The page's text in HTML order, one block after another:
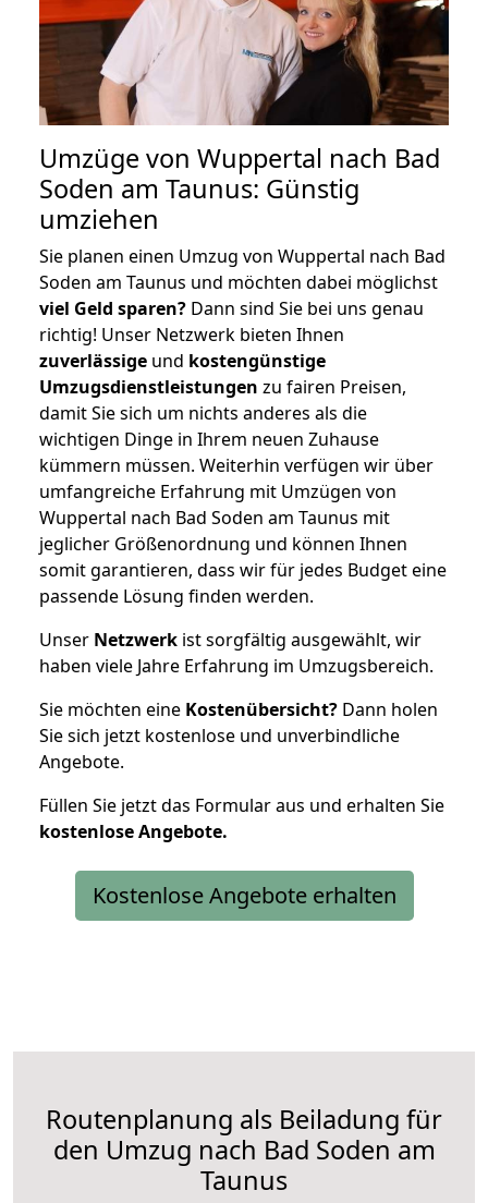
Umzüge von Wuppertal nach Bad
Soden am Taunus: Günstig
umziehen
Sie planen einen Umzug von Wuppertal nach Bad
Soden am Taunus und möchten dabei möglichst
viel Geld sparen? Dann sind Sie bei uns genau
richtig! Unser Netzwerk bieten Ihnen
zuverlässige und kostengünstige
Umzugsdienstleistungen zu fairen Preisen,
damit Sie sich um nichts anderes als die
wichtigen Dinge in Ihrem neuen Zuhause
kümmern müssen. Weiterhin verfügen wir über
umfangreiche Erfahrung mit Umzügen von
Wuppertal nach Bad Soden am Taunus mit
jeglicher Größenordnung und können Ihnen
somit garantieren, dass wir für jedes Budget eine
passende Lösung finden werden.
Unser Netzwerk ist sorgfältig ausgewählt, wir
haben viele Jahre Erfahrung im Umzugsbereich.
Sie möchten eine Kostenübersicht? Dann holen
Sie sich jetzt kostenlose und unverbindliche
Angebote.
Füllen Sie jetzt das Formular aus und erhalten Sie
kostenloseAngebote.
Kostenlose Angebote erhalten
Routenplanung als Beiladung für
den Umzug nach Bad Soden am
Taunus